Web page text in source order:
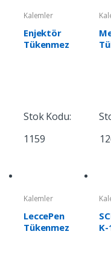
Kalemler
Enjektör
Tükenmez
Stok Kodu:
1159
Kalemler
LeccePen
Tükenmez
K-